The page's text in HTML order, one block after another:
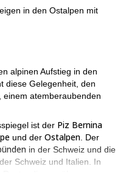
in den Ostalpen mit
alpinen Aufstieg in den
diese Gelegenheit, den
einem atemberaubenden
ist der Piz Bernina
und der Ostalpen . Der
in der Schweiz und die
Schweiz und Italien. In